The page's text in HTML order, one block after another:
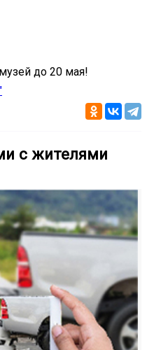
до 20 мая!
с жителями